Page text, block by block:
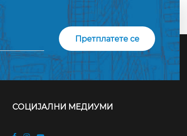
СОЦИЈАЛНИ МЕДИУМИ